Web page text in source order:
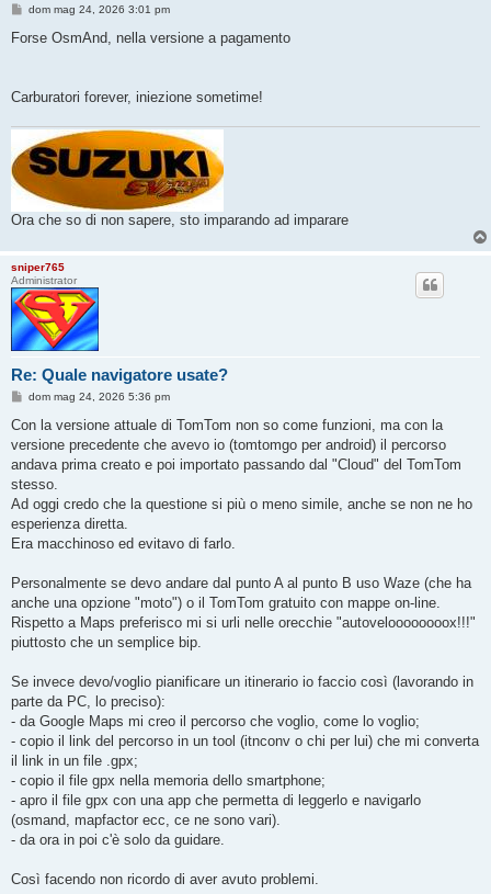
M
s
i
dom mag 24, 2026 3:01 pm
Forse OsmAnd, nella versione a pagamento
Carburatori forever, iniezione sometime!
Ora che so di non sapere, sto imparando ad imparare
sniper765
Administrator
Re: Quale navigatore usate?
M
s
a
g
i
o
dom mag 24, 2026 5:36 pm
Con la versione attuale di TomTom non so come funzioni, ma con la
versione precedente che avevo io (tomtomgo per android) il percorso
andava prima creato e poi importato passando dal "Cloud" del TomTom
stesso.
Ad oggi credo che la questione si più o meno simile, anche se non ne ho
esperienza diretta.
Era macchinoso ed evitavo di farlo.
Personalmente se devo andare dal punto A al punto B uso Waze (che ha
anche una opzione "moto") o il TomTom gratuito con mappe on-line.
Rispetto a Maps preferisco mi si urli nelle orecchie "autoveloooooooox!!!"
piuttosto che un semplice bip.
Se invece devo/voglio pianificare un itinerario io faccio così (lavorando in
parte da PC, lo preciso):
- da Google Maps mi creo il percorso che voglio, come lo voglio;
- copio il link del percorso in un tool (itnconv o chi per lui) che mi converta
il link in un file .gpx;
- copio il file gpx nella memoria dello smartphone;
- apro il file gpx con una app che permetta di leggerlo e navigarlo
(osmand, mapfactor ecc, ce ne sono vari).
- da ora in poi c'è solo da guidare.
Così facendo non ricordo di aver avuto problemi.